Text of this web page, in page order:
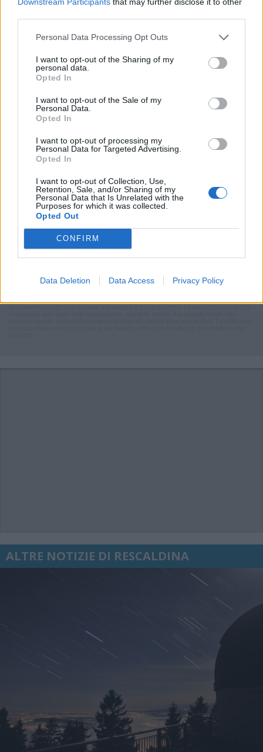
Personal Data Processing Opt Outs
I want to opt-out of the Sharing of my
personal data.
Opted In
I want to opt-out of the Sale of my
Personal Data.
Opted In
I want to opt-out of processing my
Personal Data for Targeted Advertising.
Opted In
I want to opt-out of Collection, Use,
Retention, Sale, and/or Sharing of my
Personal Data that Is Unrelated with the
Purposes for which it was collected.
Opted Out
CONFIRM
Data Deletion Data Access Privacy Policy
Selezioniamo per te
Il meglio di
Iscriviti alla
newsletter
Commenti
articolo.
di VareseNews.it, che rimane autonoma e indipendente. I messaggi inclusi nei
ALTRE NOTIZIE DI RESCALDINA